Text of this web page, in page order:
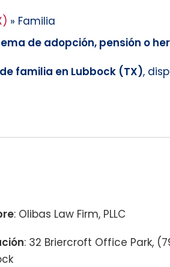
» Familia
de adopción, pensión o
familia en Lubbock (TX),
: Olibas Law Firm, PLLC
: 32 Briercroft Office Park,